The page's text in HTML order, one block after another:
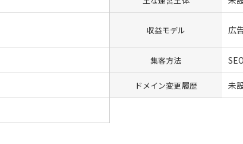
収益モデル 広
集客方法 SEO
ドメイン変更履歴 未